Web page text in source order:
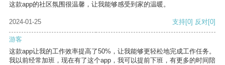
这款app的社区氛围很温馨，让我能够感受到家的温暖。
2024-01-25 支持[0] 反对[0]
游客
这款app让我的工作效率提高了50%，让我能够更轻松地完成工作任务。
我以前经常加班，现在有了这个app，我可以提前下班，有更多的时间陪